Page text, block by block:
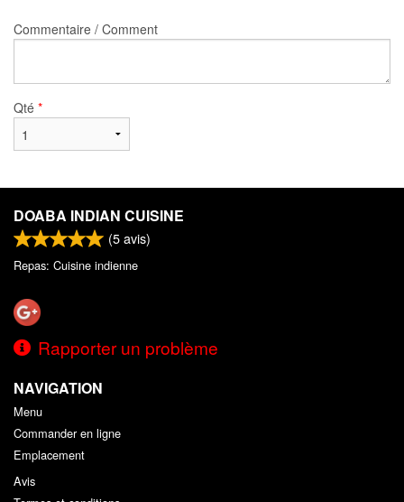
Commentaire / Comment
Qté *
DOABA INDIAN CUISINE
(5avis)
Repas: Cuisine indienne
Rapporter un problème
NAVIGATION
Menu
Commander en ligne
Emplacement
Avis